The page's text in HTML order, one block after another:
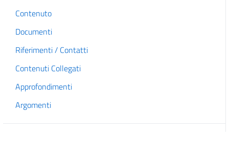
Contenuto
Documenti
Riferimenti / Contatti
Contenuti Collegati
Approfondimenti
Argomenti